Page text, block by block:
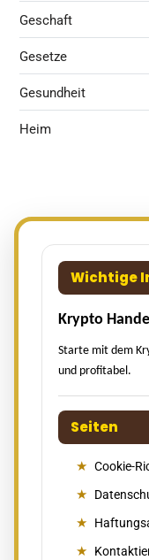
Geschaft
Gesetze
Gesundheit
Heim
Wichtige
Krypto
Starte mit dem
und profitabel.
Seiten
Cookie-